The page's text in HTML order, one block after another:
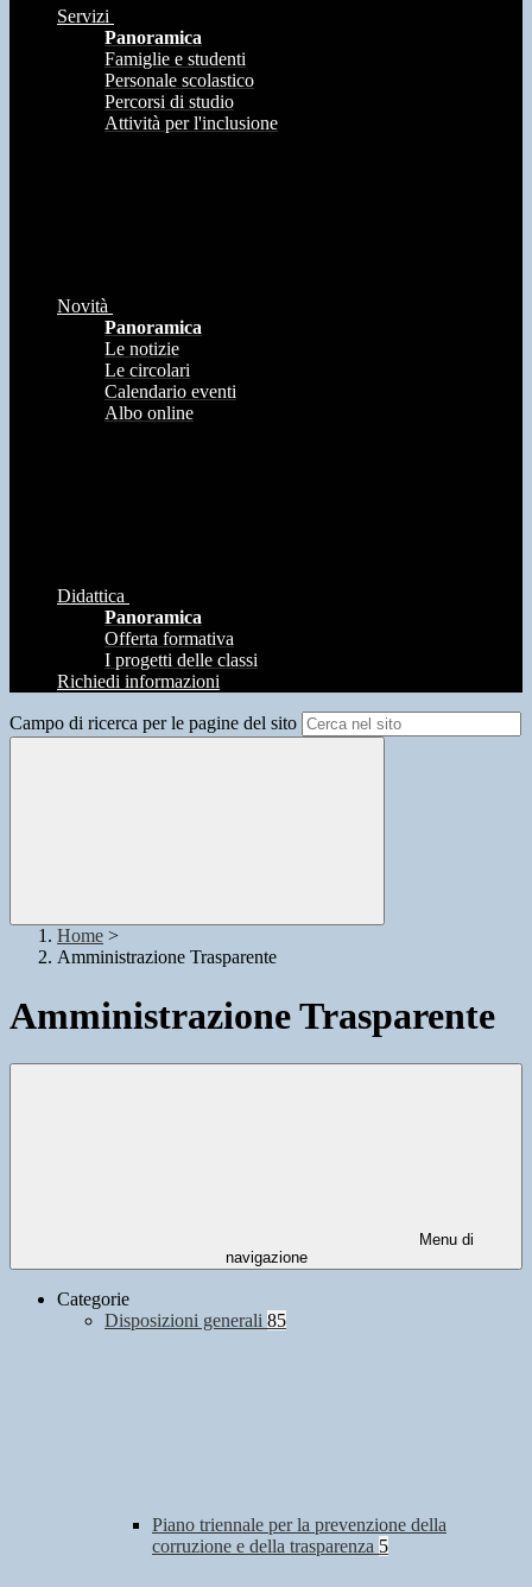
Servizi
Panoramica
Famiglie e studenti
Personale scolastico
Percorsi di studio
Attività per l'inclusione
Novità
Panoramica
Le notizie
Le circolari
Calendario eventi
Albo online
Didattica
Panoramica
Offerta formativa
I progetti delle classi
Richiedi informazioni
Campo di ricerca per le pagine del sito
Home >
Amministrazione Trasparente
Amministrazione Trasparente
Menu di
navigazione
Categorie
Disposizioni generali 85
Piano triennale per la prevenzione della
corruzione e della trasparenza 5